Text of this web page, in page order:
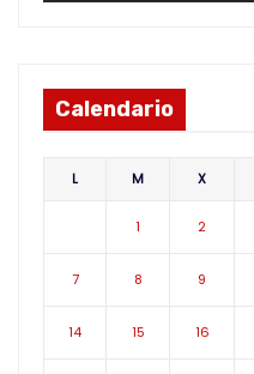
Calendario
L M X
1 2
7 8 9
14 15 16